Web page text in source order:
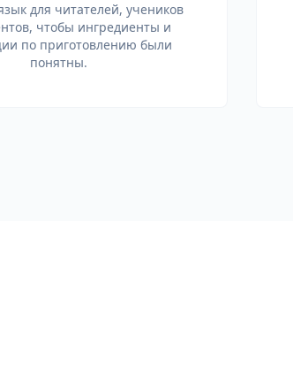
для читателей, учеников
чтобы ингредиенты и
по приготовлению были
понятны.